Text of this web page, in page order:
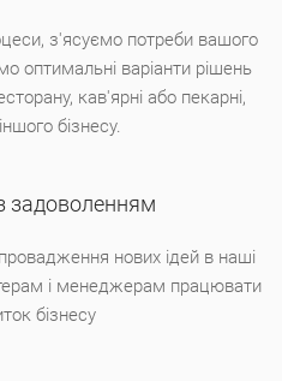
з'ясуємо потреби вашого
оптимальнi варiанти рiшень
кав'ярні або пекарні,
бізнесу.
задоволенням
нових iдей в нашi
i менеджерам працювати
бiзнесу